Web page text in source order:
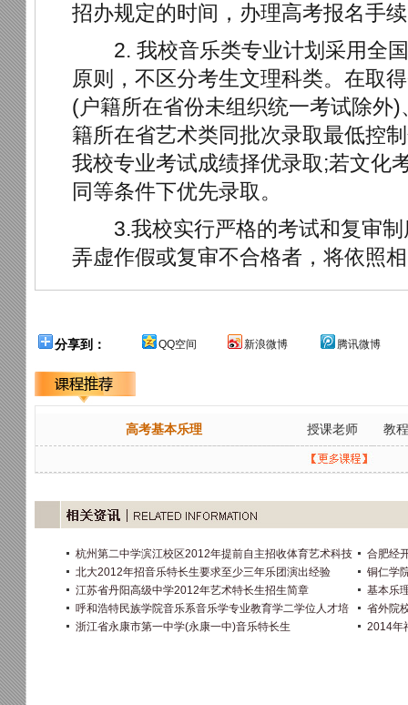
招办规定的时间，办理高考报名手
2. 我校音乐类专业计划采用全国
原则，不区分考生文理科类。在取
(户籍所在省份未组织统一考试除外
籍所在省艺术类同批次录取最低控
我校专业考试成绩择优录取;若文化
同等条件下优先录取。
3.我校实行严格的考试和复审制
弄虚作假或复审不合格者，将依照
分享到： QQ空间 新浪微博 腾讯微博
高考基本乐理 授课老师 教
杭州第二中学滨江校区2012年提前自主招收体育艺术科技
合肥经
北大2012年招音乐特长生要求至少三年乐团演出经验
铜仁学
江苏省丹阳高级中学2012年艺术特长生招生简章
基本乐
呼和浩特民族学院音乐系音乐学专业教育学二学位人才培
省外院
浙江省永康市第一中学(永康一中)音乐特长生
2014年